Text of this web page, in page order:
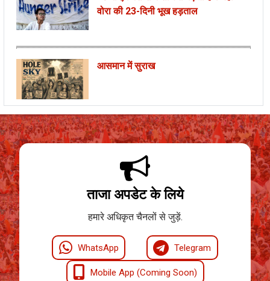
वोरा की 23-दिनी भूख हड़ताल
आसमान में सुराख
ताजा अपडेट के लिये
हमारे अधिकृत चैनलों से जुड़ें.
WhatsApp Telegram
Mobile App (Coming Soon)